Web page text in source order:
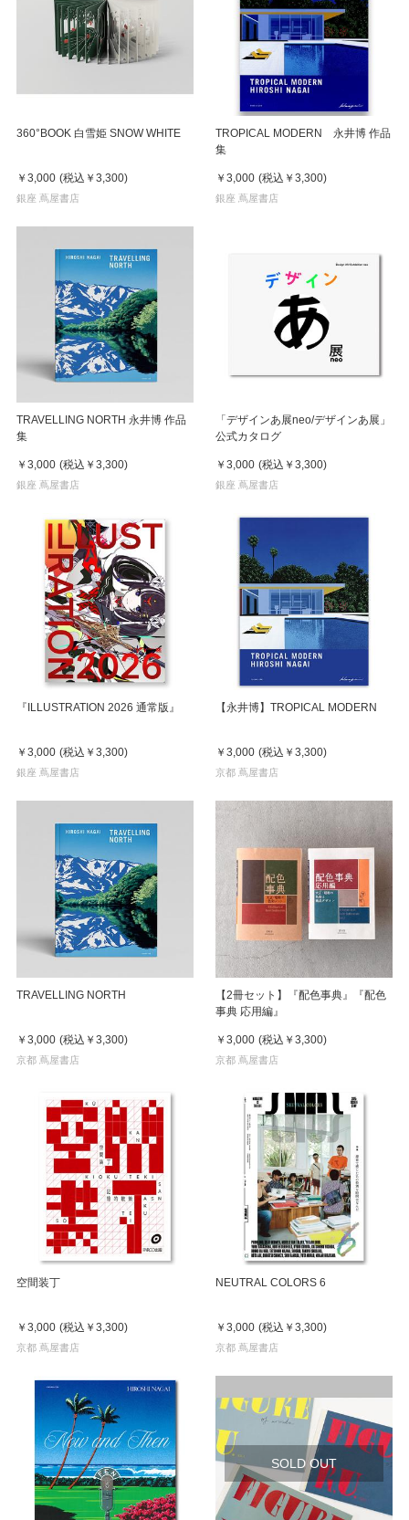
360°BOOK 白雪姫 SNOW WHITE
￥3,000 (税込 ￥3,300)
銀座 蔦屋書店
TROPICAL MODERN 永井博 作品
集
￥3,000 (税込 ￥3,300)
銀座 蔦屋書店
TRAVELLING NORTH 永井博 作品
集
￥3,000 (税込 ￥3,300)
銀座 蔦屋書店
「デザインあ展neo/デザインあ展」
公式カタログ
￥3,000 (税込 ￥3,300)
銀座 蔦屋書店
『ILLUSTRATION 2026 通常版』
￥3,000 (税込 ￥3,300)
銀座 蔦屋書店
【永井博】TROPICAL MODERN
￥3,000 (税込 ￥3,300)
京都 蔦屋書店
TRAVELLING NORTH
￥3,000 (税込 ￥3,300)
京都 蔦屋書店
【2冊セット】『配色事典』『配色
事典 応用編』
￥3,000 (税込 ￥3,300)
京都 蔦屋書店
空間装丁
￥3,000 (税込 ￥3,300)
京都 蔦屋書店
NEUTRAL COLORS 6
￥3,000 (税込 ￥3,300)
京都 蔦屋書店
SOLD OUT